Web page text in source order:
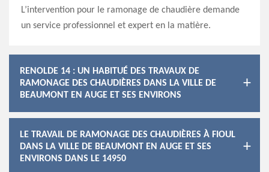
L’intervention pour le ramonage de chaudière demande
un service professionnel et expert en la matière.
RENOLDE 14 : UN HABITUÉ DES TRAVAUX DE
RAMONAGE DES CHAUDIÈRES DANS LA VILLE DE
BEAUMONT EN AUGE ET SES ENVIRONS
LE TRAVAIL DE RAMONAGE DES CHAUDIÈRES À FIOUL
DANS LA VILLE DE BEAUMONT EN AUGE ET SES
ENVIRONS DANS LE 14950